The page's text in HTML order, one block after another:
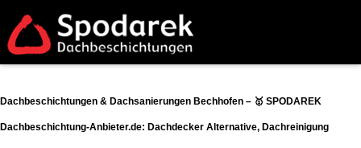
Dachbeschichtungen & Dachsanierungen Bechhofen – 🥇 SPODAREK
Dachbeschichtung-Anbieter.de: Dachdecker Alternative, Dachreinigung